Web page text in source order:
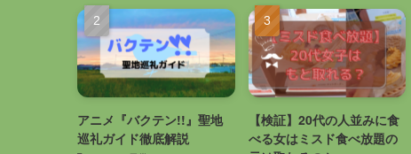
アニメ『バクテン!!』聖地
巡礼ガイド徹底解説
【検証】20代の人並みに食
べる女はミスド食べ放題の